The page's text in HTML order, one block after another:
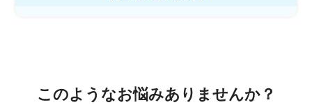
このようなお悩みありませんか？